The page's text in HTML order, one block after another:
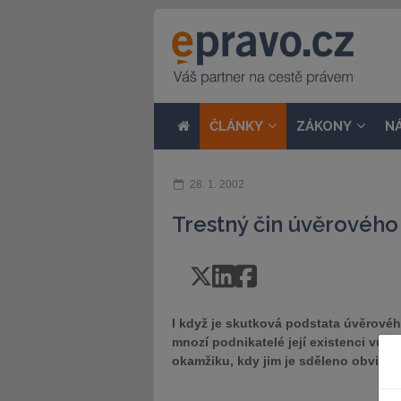
ČLÁNKY ZÁKONY
28. 1. 2002
Trestný čin
I když je skutková podstata
mnozí podnikatelé její existenci
okamžiku, kdy jim je sděleno